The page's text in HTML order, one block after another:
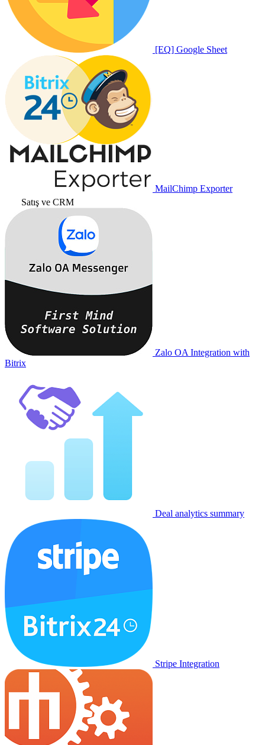
[EQ] Google Sheet
MailChimp Exporter
Satış ve CRM
Zalo OA Integration with
Bitrix
Deal analytics summary
Stripe Integration